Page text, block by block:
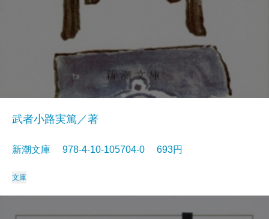
武者小路実篤／著
新潮文庫 978-4-10-105704-0 693円
文庫